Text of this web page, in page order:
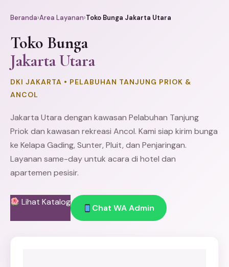
Beranda›Area Layanan›Toko Bunga Jakarta Utara
Toko Bunga
Jakarta Utara
DKI JAKARTA • PELABUHAN TANJUNG PRIOK &
ANCOL
Jakarta Utara dengan kawasan Pelabuhan Tanjung
Priok dan kawasan rekreasi Ancol. Kami siap kirim bunga
ke Kelapa Gading, Sunter, Pluit, dan Penjaringan.
Layanan same-day untuk acara di hotel dan
apartemen pesisir.
Lihat Katalog
Chat WA Admin